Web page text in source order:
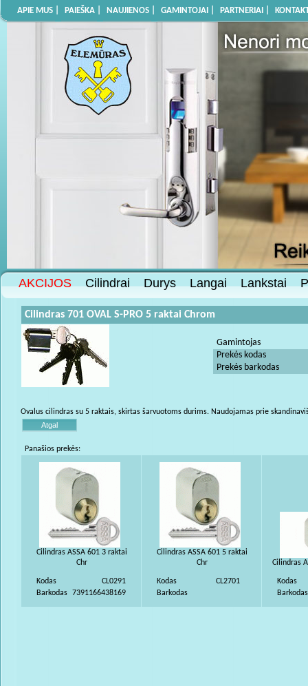
APIE MUS | PAIEŠKA | NAUJIENOS | GAMINTOJAI | PARTNERIAI |
AKCIJOS Cilindrai Durys Langai Lankstai
Cilindras 701 OVAL S-PRO 5 raktai Chrom
Gamintojas
Prekės kodas
Prekės barkodas
Ovalus cilindras su 5 raktais, skirtas šarvuotoms durims. Naudojamas prie
Panašios prekės:
Cilindras ASSA 601 3 raktai
Chr
Kodas
CL0291
Barkodas 7391166438169
Cilindras ASSA 601 5 raktai
Chr
Kodas
CL2701
Barkodas
Cilindras
Kodas
Barkodas